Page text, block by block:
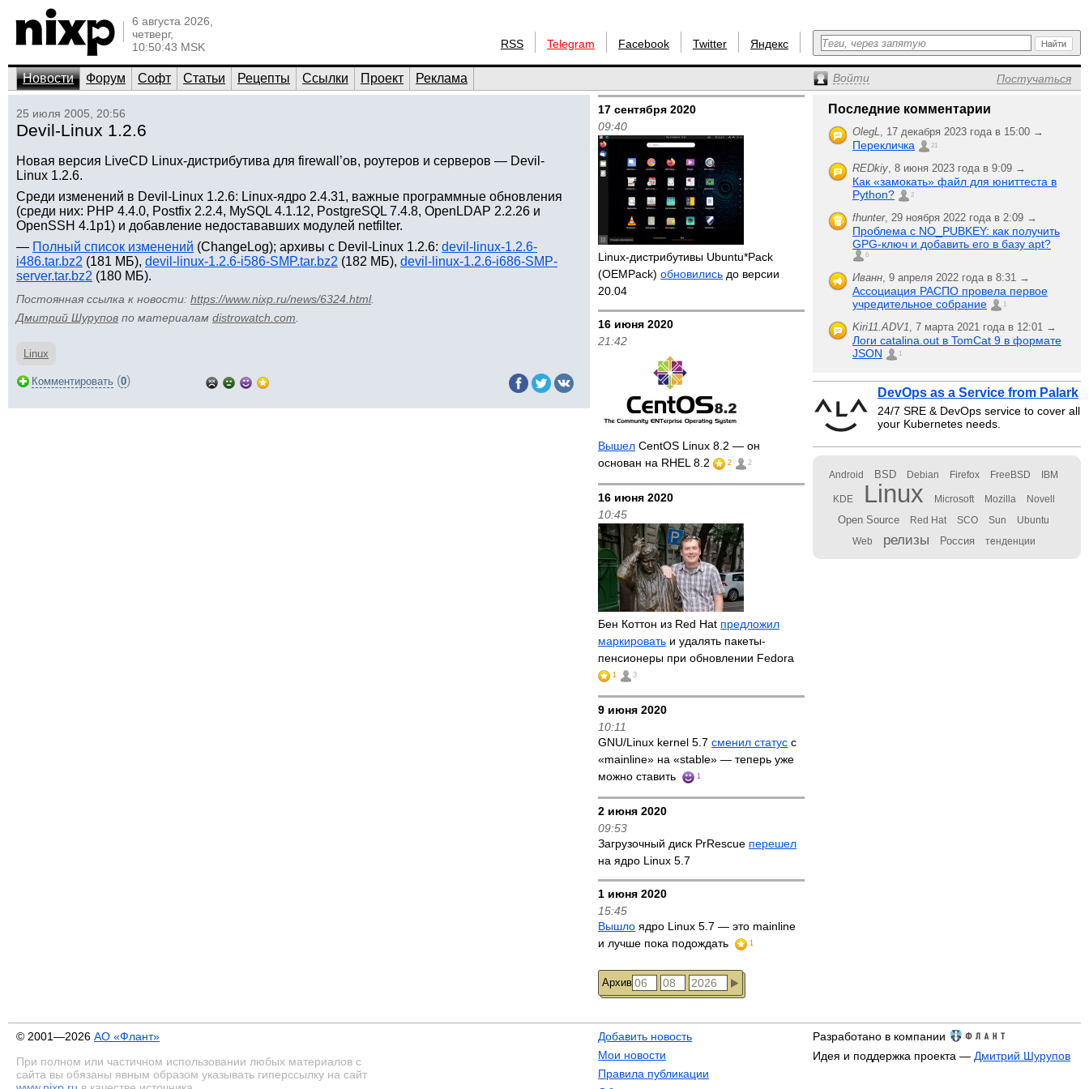
6 августа 2026,
четверг,
10:50:43 MSK
RSS Telegram Facebook Twitter Яндекс
Новости Форум Софт Статьи Рецепты Ссылки Проект Реклама Войти Постучаться
25 июля 2005, 20:56
Devil-Linux 1.2.6
Новая версия LiveCD Linux-дистрибутива для firewall’ов, роутеров и серверов — Devil-
Linux 1.2.6.
Среди изменений в Devil-Linux 1.2.6: Linux-ядро 2.4.31, важные программные обновления
(среди них: PHP 4.4.0, Postfix 2.2.4, MySQL 4.1.12, PostgreSQL 7.4.8, OpenLDAP 2.2.26 и
OpenSSH 4.1p1) и добавление недостававших модулей netfilter.
— Полный список изменений (ChangeLog); архивы с Devil-Linux 1.2.6: devil-linux-1.2.6-
i486.tar.bz2 (181 МБ), devil-linux-1.2.6-i586-SMP.tar.bz2 (182 МБ), devil-linux-1.2.6-i686-SMP-
server.tar.bz2 (180 МБ).
Постоянная ссылка к новости: https://www.nixp.ru/news/6324.html.
Дмитрий Шурупов по материалам distrowatch.com
Linux
Комментировать (0)
17 сентября 2020
09:40
Linux-дистрибутивы Ubuntu*Pack
(OEMPack)обновились до версии
20.04
16 июня 2020
21:42
Вышел CentOS Linux 8.2 — он
основан на RHEL 8.2
2 2
16 июня 2020
10:45
Бен Коттон из Red Hat предложил
маркировать и удалять пакеты-
пенсионеры при обновлении Fedora
1 3
9 июня 2020
10:11
GNU/Linux kernel 5.7сменил статус с
«mainline» на «stable» — теперь уже
можно ставить
1
2 июня 2020
09:53
Загрузочный диск PrRescue перешел
на ядро Linux 5.7
1 июня 2020
15:45
Вышло ядро Linux 5.7 — это mainline
и лучше пока подождать
1
Архив
Последние комментарии
OlegL, 17 декабря 2023 года в 15:00 →
Перекличка 21
REDkiy, 8 июня 2023 года в 9:09 →
Как «замокать» файл для юниттеста в
Python?
2
fhunter, 29 ноября 2022 года в 2:09 →
Проблема с NO_PUBKEY: как получить
GPG-ключ и добавить его в базу apt?
6
Иванн, 9 апреля 2022 года в 8:31 →
Ассоциация РАСПО провела первое
учредительное собрание
1
Kiri11.ADV1, 7 марта 2021 года в 12:01 →
Логи catalina.out в TomCat 9 в формате
JSON
1
DevOps as a Service from Palark
24/7 SRE & DevOps service to cover all
your Kubernetes needs.
Android BSD Debian Firefox FreeBSD IBM
KDE Linux Microsoft Mozilla Novell
Open Source Red Hat SCO Sun Ubuntu
Web релизы Россия тенденции
© 2001—2026 АО «Флант»
При полном или частичном использовании любых материалов с
сайта вы обязаны явным образом указывать гиперссылку на сайт
Добавить новость
Мои новости
Правила публикации
Разработано в компании
Идея и поддержка проекта — Дмитрий Шурупов